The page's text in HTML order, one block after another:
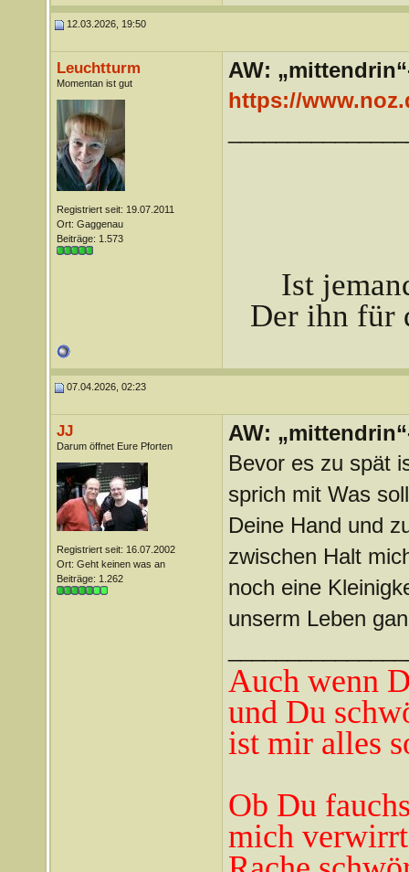
12.03.2026, 19:50
Leuchtturm
Momentan ist gut
Registriert seit: 19.07.2011
Ort: Gaggenau
Beiträge: 1.573
AW:
https://
Ist
Der ihn für
07.04.2026, 02:23
JJ
Darum öffnet Eure Pforten
Registriert seit: 16.07.2002
Ort: Geht keinen was an
Beiträge: 1.262
AW:
Bevor es zu spät
sprich mit Was
Deine Hand und
zwischen Halt
noch eine
unserm Leben
Auch wenn
und Du
ist mir alles
Ob Du
mich